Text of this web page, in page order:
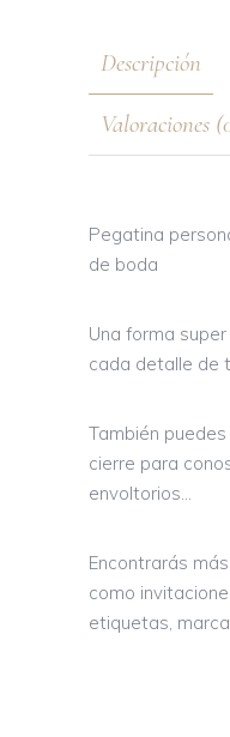
Descripción
Valoraciones
Pegatina
de boda
Una forma
cada detalle de
También
cierre para
envoltorios…
Encontrarás
como
etiquetas,